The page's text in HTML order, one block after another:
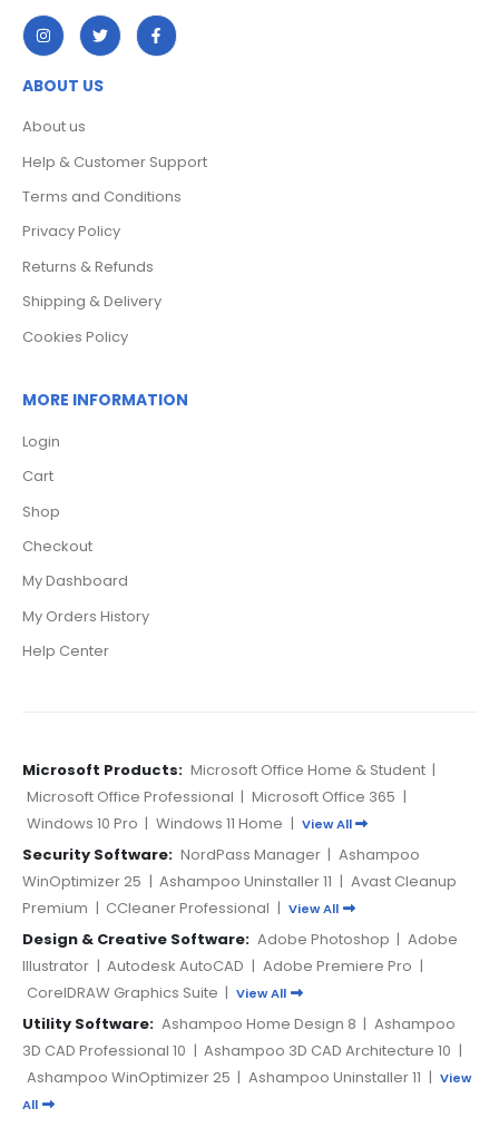
ABOUT US
About us
Help & Customer Support
Terms and Conditions
Privacy Policy
Returns & Refunds
Shipping & Delivery
Cookies Policy
MORE INFORMATION
Login
Cart
Shop
Checkout
My Dashboard
My Orders History
Help Center
Microsoft Products: Microsoft Office Home & Student |
Microsoft Office Professional | Microsoft Office 365 |
Windows 10 Pro | Windows 11 Home | View All
Security Software: NordPass Manager | Ashampoo
WinOptimizer 25 | Ashampoo Uninstaller 11 | Avast Cleanup
Premium | CCleaner Professional | View All
Design & Creative Software: Adobe Photoshop | Adobe
Illustrator | Autodesk AutoCAD | Adobe Premiere Pro |
CorelDRAW Graphics Suite | View All
Utility Software: Ashampoo Home Design 8 | Ashampoo
3D CAD Professional 10 | Ashampoo 3D CAD Architecture 10 |
Ashampoo WinOptimizer 25 | Ashampoo Uninstaller 11 | View
All